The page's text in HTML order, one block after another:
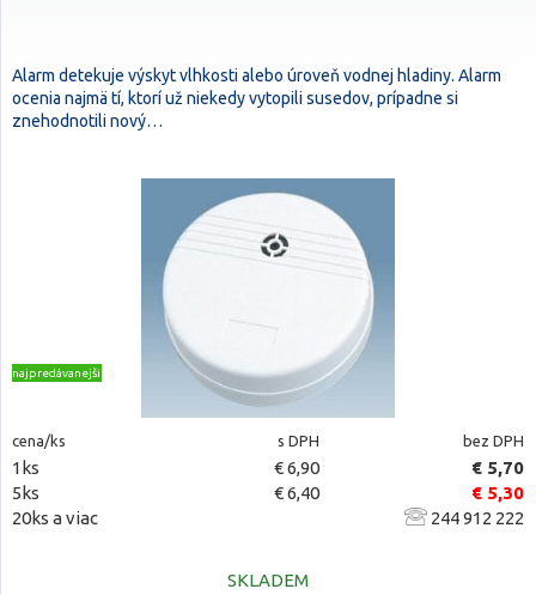
Alarm detekuje výskyt vlhkosti alebo úroveň vodnej hladiny. Alarm
ocenia najmä tí, ktorí už niekedy vytopili susedov, prípadne si
znehodnotili nový…
najpredávanejšie
cena/ks s DPH bez DPH
1ks € 6,90
€ 5,70
5ks
€ 6,40
€ 5,30
20ks a viac
244 912 222
SKLADEM